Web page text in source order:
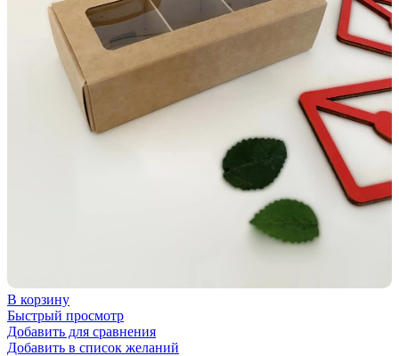
В корзину
Быстрый просмотр
Добавить для сравнения
Добавить в список желаний